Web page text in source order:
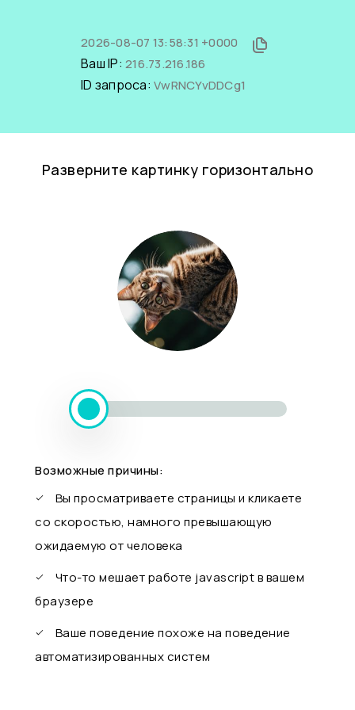
2026-08-07 13:58:31 +0000
Ваш IP: 216.73.216.186
ID запроса: VwRNCYvDDCg1
Разверните картинку горизонтально
Возможные причины:
Вы просматриваете страницы и кликаете
со скоростью, намного превышающую
ожидаемую от человека
Что-то мешает работе javascript в вашем
браузере
Ваше поведение похоже на поведение
автоматизированных систем